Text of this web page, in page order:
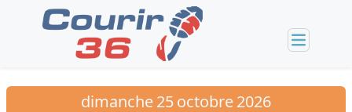
dimanche25octobre2026